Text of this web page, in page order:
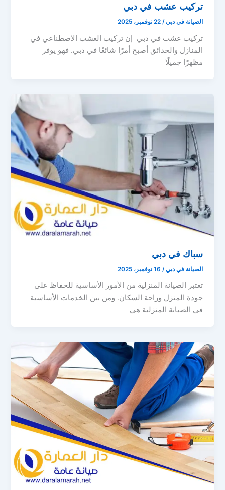
تركيب عشب في دبي
الصيانة في دبي/22 نوفمبر، 2025
تركيب عشب في دبي إن تركيب العشب الاصطناعي في
المنازل والحدائق أصبح أمرًا شائعًا في دبي. فهو يوفر
مظهرًا جميلًا
سباك في دبي
الصيانة في دبي/ 16 نوفمبر، 2025
تعتبر الصيانة المنزلية من الأمور الأساسية للحفاظ على
جودة المنزل وراحة السكان. ومن بين الخدمات الأساسية
في الصيانة المنزلية هي